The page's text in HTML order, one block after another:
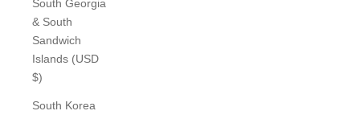
South Georgia
& South
Sandwich
Islands (USD
$)
South Korea